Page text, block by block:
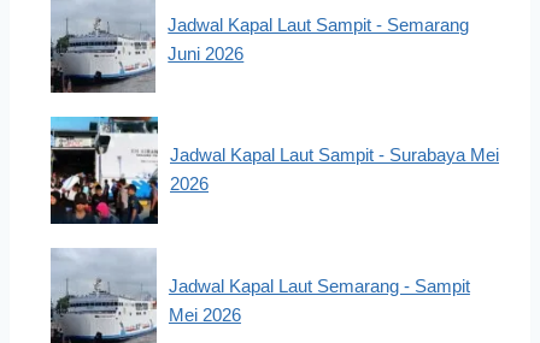
Jadwal Kapal Laut Sampit - Semarang
Juni 2026
Jadwal Kapal Laut Sampit - Surabaya Mei
2026
Jadwal Kapal Laut Semarang - Sampit
Mei 2026